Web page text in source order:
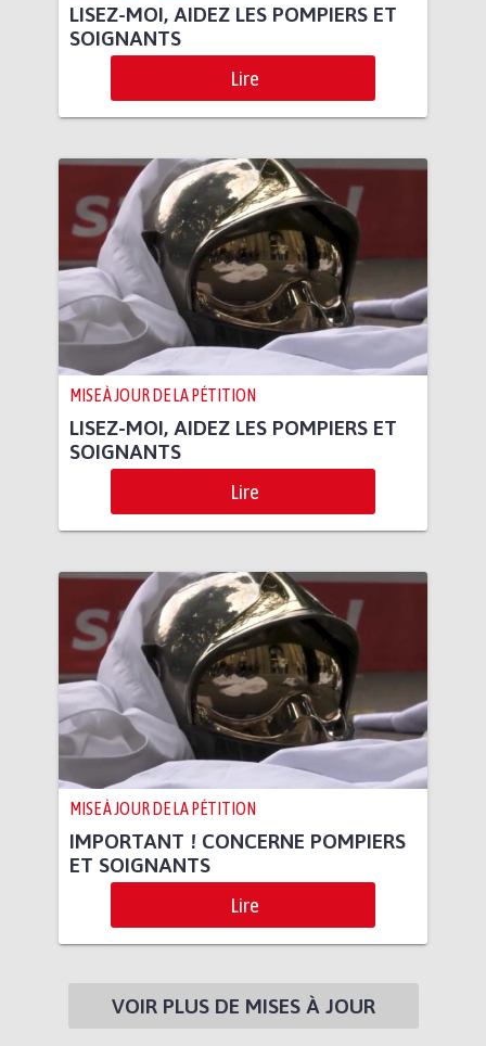
LISEZ-MOI, AIDEZ LES POMPIERS ET
SOIGNANTS
Lire
MISE À JOUR DE LA PÉTITION
LISEZ-MOI, AIDEZ LES POMPIERS ET
SOIGNANTS
Lire
MISE À JOUR DE LA PÉTITION
IMPORTANT ! CONCERNE POMPIERS
ET SOIGNANTS
Lire
VOIR PLUS DE MISES À JOUR